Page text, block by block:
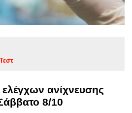
Τεστ
ανίχνευσης
8/10